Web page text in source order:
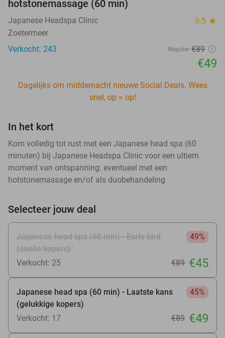
hotstonemassage (60 min)
Japanese Headspa Clinic 9.5 star
Zoetermeer
Verkocht: 243
Regulier €89
€49
Dagelijks om middernacht nieuwe Social Deals. Wees
snel, op = op!
In het kort
Kom volledig tot rust met een Japanese head spa (60
minuten) bij Japanese Headspa Clinic voor een ultiem
moment van ontspanning: eventueel met een
hotstonemassage en/of als duobehandeling
Selecteer jouw deal
Japanese head spa (60 min) - Early bird
(snelle kopers)
49%
Verkocht: 25 €89 €45
Japanese head spa (60 min) - Laatste kans
(gelukkige kopers)
45%
Verkocht: 17 €89 €49